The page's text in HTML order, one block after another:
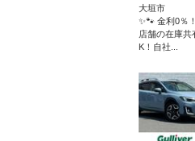
大垣市
✨🐾 金利0％
店舗の在庫共
K！自社...